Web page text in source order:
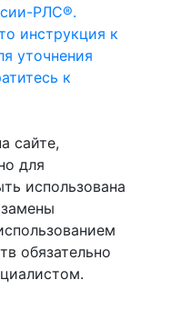
РЛС®.
инструкция к
уточнения
к
сайте,
для
использована
обязательно